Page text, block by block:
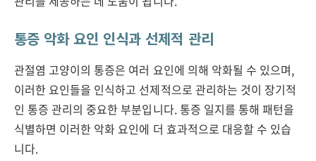
통증 악화 요인 인식과 선제적 관리
관절염 고양이의 통증은 여러 요인에 의해 악화될 수 있으며,
이러한 요인들을 인식하고 선제적으로 관리하는 것이 장기적
인 통증 관리의 중요한 부분입니다. 통증 일지를 통해 패턴을
식별하면 이러한 악화 요인에 더 효과적으로 대응할 수 있습
니다.